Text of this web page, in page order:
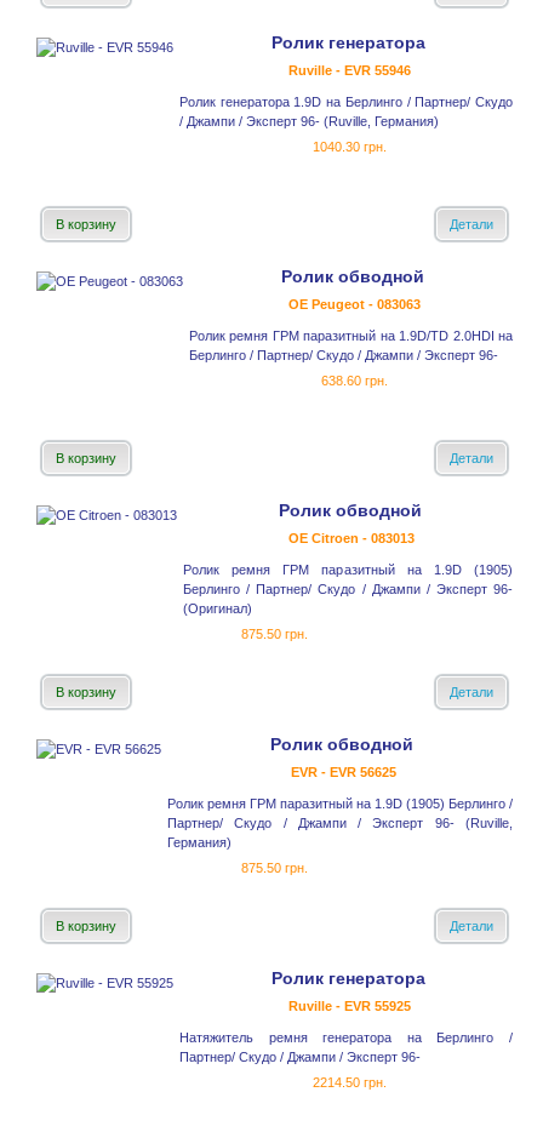
Ролик генератора
Ruville - EVR 55946
Ролик генератора 1.9D на Берлинго / Партнер/ Скудо
/ Джампи / Эксперт 96- (Ruville, Германия)
1040.30 грн.
В корзину Детали
Ролик обводной
OE Peugeot - 083063
Ролик ремня ГРМ паразитный на 1.9D/TD 2.0HDI на
Берлинго / Партнер/ Скудо / Джампи / Эксперт 96-
638.60 грн.
В корзину Детали
Ролик обводной
OE Citroen - 083013
Ролик ремня ГРМ паразитный на 1.9D (1905)
Берлинго / Партнер/ Скудо / Джампи / Эксперт 96-
(Оригинал)
875.50 грн.
В корзину Детали
Ролик обводной
EVR - EVR 56625
Ролик ремня ГРМ паразитный на 1.9D (1905) Берлинго /
Партнер/ Скудо / Джампи / Эксперт 96- (Ruville,
Германия)
875.50 грн.
В корзину Детали
Ролик генератора
Ruville - EVR 55925
Натяжитель ремня генератора на Берлинго /
Партнер/ Скудо / Джампи / Эксперт 96-
2214.50 грн.